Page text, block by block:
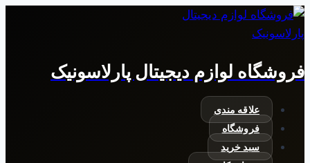
بازگشت
به
فروشگاه لوازم دیجیتال پارلاسونیک
علاقه مندی
فروشگاه
سبد خرید